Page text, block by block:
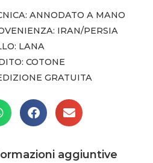
ANNODATO A MANO
IRAN/PERSIA
LANA
COTONE
GRATUITA
aggiuntive